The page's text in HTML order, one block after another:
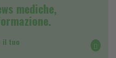
mediche,
il tuo